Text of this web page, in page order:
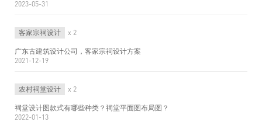
2023-05-31
客家宗祠设计 x 2
广东古建筑设计公司，客家宗祠设计方案
2021-12-19
农村祠堂设计 x 2
祠堂设计图款式有哪些种类？祠堂平面图布局图？
2022-01-13